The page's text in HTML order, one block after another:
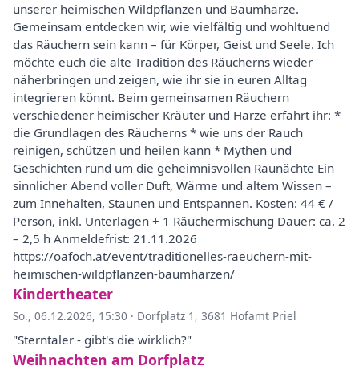
unserer heimischen Wildpflanzen und Baumharze.
Gemeinsam entdecken wir, wie vielfältig und wohltuend
das Räuchern sein kann – für Körper, Geist und Seele. Ich
möchte euch die alte Tradition des Räucherns wieder
näherbringen und zeigen, wie ihr sie in euren Alltag
integrieren könnt. Beim gemeinsamen Räuchern
verschiedener heimischer Kräuter und Harze erfahrt ihr: *
die Grundlagen des Räucherns * wie uns der Rauch
reinigen, schützen und heilen kann * Mythen und
Geschichten rund um die geheimnisvollen Raunächte Ein
sinnlicher Abend voller Duft, Wärme und altem Wissen –
zum Innehalten, Staunen und Entspannen. Kosten: 44 € /
Person, inkl. Unterlagen + 1 Räuchermischung Dauer: ca. 2
– 2,5 h Anmeldefrist: 21.11.2026
https://oafoch.at/event/traditionelles-raeuchern-mit-
heimischen-wildpflanzen-baumharzen/
Kindertheater
So., 06.12.2026, 15:30 · Dorfplatz 1, 3681 Hofamt Priel
"Sterntaler - gibt's die wirklich?"
Weihnachten am Dorfplatz